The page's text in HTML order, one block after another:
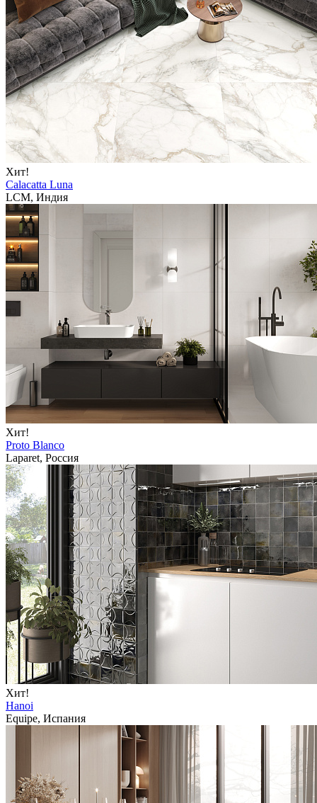
Хит!
Calacatta Luna
LCM, Индия
Хит!
Proto Blanco
Laparet, Россия
Хит!
Hanoi
Equipe, Испания